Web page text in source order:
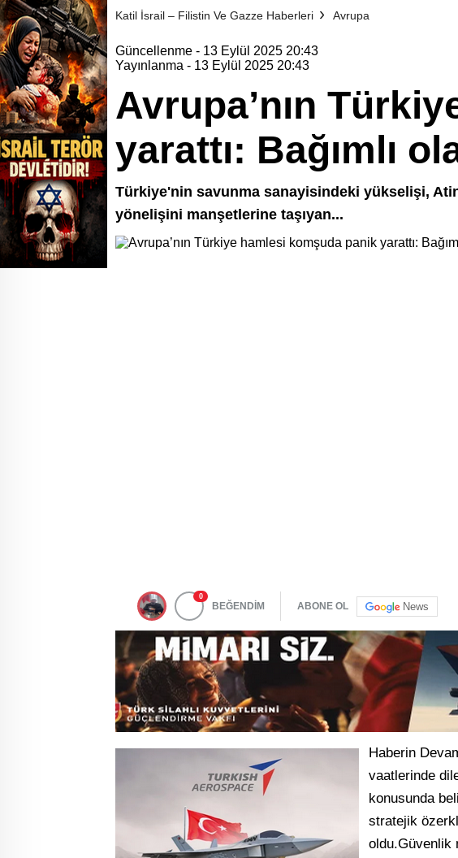
Katil İsrail – Filistin Ve Gazze Haberleri Avrupa
Güncellenme - 13 Eylül 2025 20:43
Yayınlanma - 13 Eylül 2025 20:43
Avrupa’nın
yarattı: Bağımlı
Türkiye'nin savunma sanayisindeki yükselişi,
yönelişini manşetlerine taşıyan...
0
BEĞENDİM ABONE OL News
Haberin
vaatlerinde
konusunda
stratejik
oldu.Güvenlik